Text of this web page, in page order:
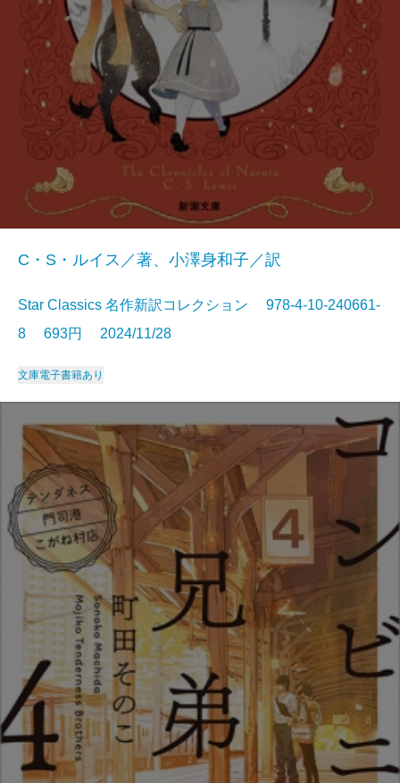
C・S・ルイス／著、小澤身和子／訳
Star Classics 名作新訳コレクション 978-4-10-240661-
8 693円 2024/11/28
文庫電子書籍あり